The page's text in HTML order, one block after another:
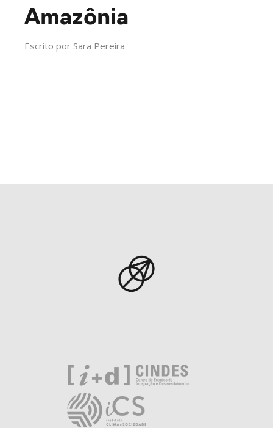
Amazônia
Escrito por Sara Pereira